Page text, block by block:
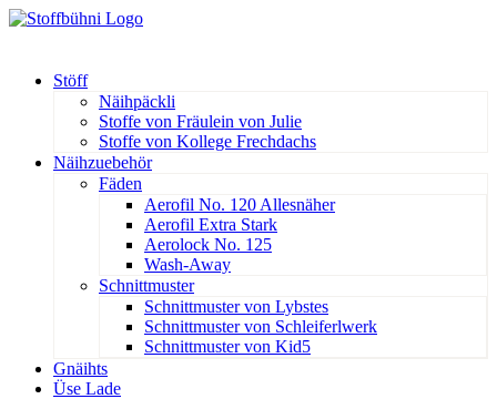
Stöff
Näihpäckli
Stoffe von Fräulein von Julie
Stoffe von Kollege Frechdachs
Näihzuebehör
Fäden
Aerofil No. 120 Allesnäher
Aerofil Extra Stark
Aerolock No. 125
Wash-Away
Schnittmuster
Schnittmuster von Lybstes
Schnittmuster von Schleiferlwerk
Schnittmuster von Kid5
Gnäihts
Üse Lade